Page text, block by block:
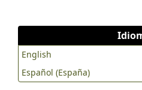
English
Español (España)